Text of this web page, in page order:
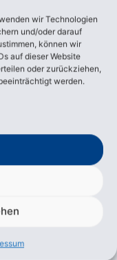
wir Technologien
und/oder darauf
können wir
auf dieser Website
oder zurückziehen,
werden.